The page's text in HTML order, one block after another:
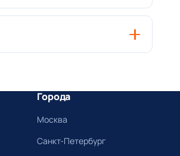
Города
Москва
Санкт-Петербург